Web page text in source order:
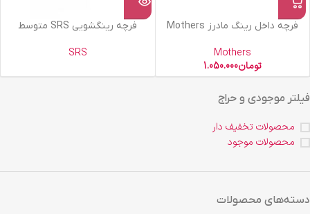
فیلتر موجودی و حراج
محصولات تخفیف دار
محصولات موجود
دسته‌های محصولات
فرچه داخل رینگ مادرز Mothers
Mothers
تومان1.050.000
فرچه رینگشویی SRS متوسط
SRS